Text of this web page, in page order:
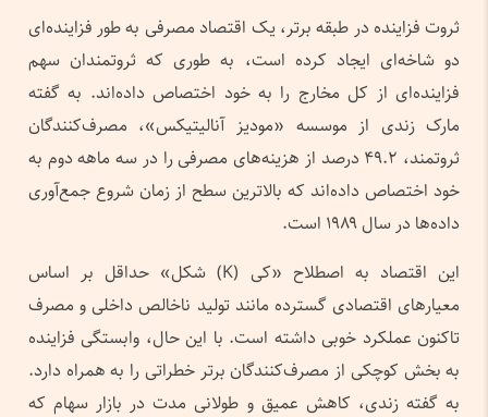
ثروت فزاینده در طبقه برتر، یک اقتصاد مصرفی به طور فزاینده‌ای
دو شاخه‌ای ایجاد کرده است، به طوری که ثروتمندان سهم
فزاینده‌ای از کل مخارج را به خود اختصاص داده‌اند. به گفته
مارک زندی از موسسه «مودیز آنالیتیکس»، مصرف‌کنندگان
ثروتمند، ۴۹.۲ درصد از هزینه‌های مصرفی را در سه ماهه دوم به
خود اختصاص داده‌اند که بالاترین سطح از زمان شروع جمع‌آوری
داده‌ها در سال ۱۹۸۹ است.
این اقتصاد به اصطلاح «کی (K) شکل» حداقل بر اساس
معیارهای اقتصادی گسترده مانند تولید ناخالص داخلی و مصرف
تاکنون عملکرد خوبی داشته است. با این حال، وابستگی فزاینده
به بخش کوچکی از مصرف‌کنندگان برتر خطراتی را به همراه دارد.
به گفته زندی، کاهش عمیق و طولانی مدت در بازار سهام که